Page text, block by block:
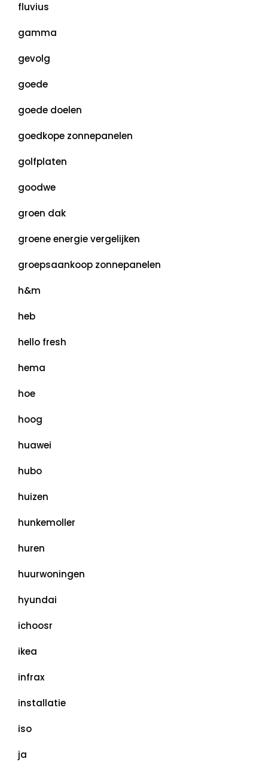
fluvius
gamma
gevolg
goede
goede doelen
goedkope zonnepanelen
golfplaten
goodwe
groen dak
groene energie vergelijken
groepsaankoop zonnepanelen
h&m
heb
hello fresh
hema
hoe
hoog
huawei
hubo
huizen
hunkemoller
huren
huurwoningen
hyundai
ichoosr
ikea
infrax
installatie
iso
ja